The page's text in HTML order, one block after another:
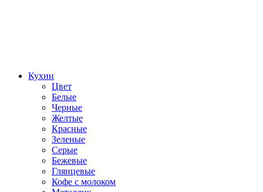
Кухни
Цвет
Белые
Черные
Желтые
Красные
Зеленые
Серые
Бежевые
Глянцевые
Кофе с молоком